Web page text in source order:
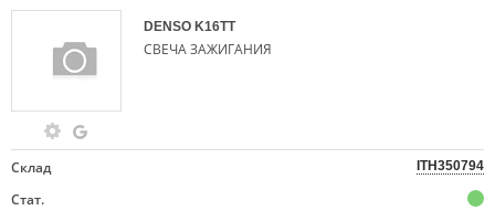
DENSO K16TT
СВЕЧА ЗАЖИГАНИЯ
Склад ITH350794
Стат.